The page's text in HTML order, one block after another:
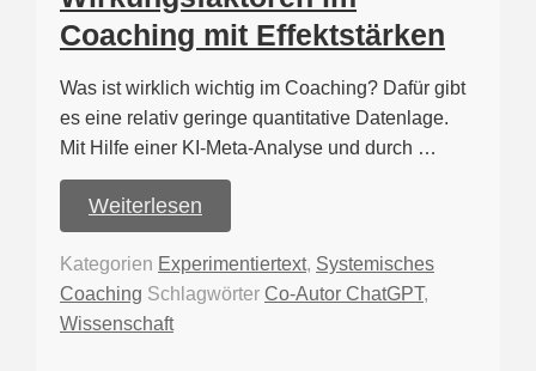
Coaching mit Effektstärken
Was ist wirklich wichtig im Coaching? Dafür gibt
es eine relativ geringe quantitative Datenlage.
Mit Hilfe einer KI-Meta-Analyse und durch …
Weiterlesen
Kategorien Experimentiertext, Systemisches
Coaching Schlagwörter Co-Autor ChatGPT,
Wissenschaft